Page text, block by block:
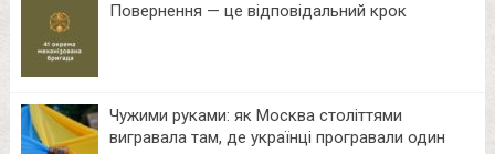
Повернення — це відповідальний крок
Чужими руками: як Москва століттями
вигравала там, де українці програвали один